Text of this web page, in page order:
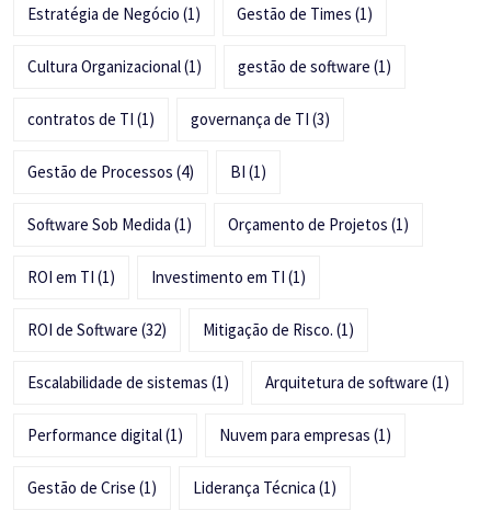
Estratégia de Negócio (1) Gestão de Times (1)
Cultura Organizacional(1) gestão de software (1)
contratos de TI (1) governança de TI (3)
Gestão de Processos (4) BI (1)
Software Sob Medida (1) Orçamento de Projetos (1)
ROI em TI (1) Investimento em TI (1)
ROI de Software (32) Mitigação de Risco. (1)
Escalabilidade de sistemas (1) Arquitetura de software (1)
Performance digital(1) Nuvem para empresas (1)
Gestão de Crise (1) Liderança Técnica (1)